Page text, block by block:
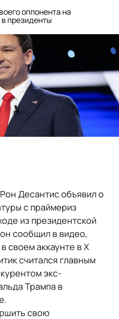
оппонента на
президенты
Десантис объявил о
с праймериз
из президентской
сообщил в видео,
в своем аккаунте в Х
считался главным
экс-
Трампа в
свою